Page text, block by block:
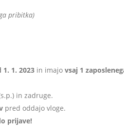
pribitka)
1. 1. 2023 in imajo vsaj 1
in zadruge.
pred oddajo vloge.
prijave!